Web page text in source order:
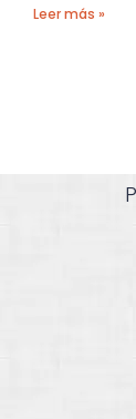
Leer más »